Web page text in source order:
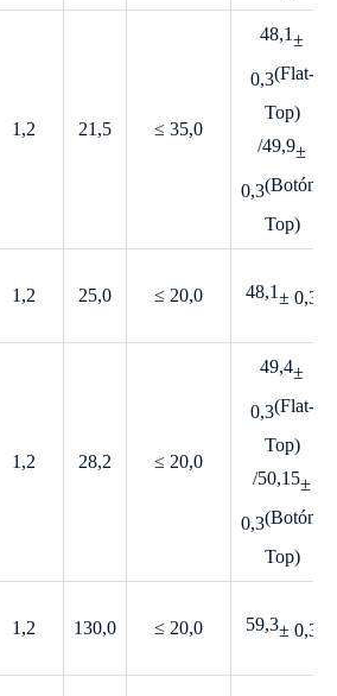
1,2 21,5 ≤ 35,0
48,1±
0,3(Flat-
Top)
/49,9±
0,3(Botón-
Top)
1,2 25,0 ≤ 20,0 48,1± 0,3
1,2 28,2 ≤ 20,0
49,4±
0,3(Flat-
Top)
/50,15±
0,3(Botón-
Top)
1,2 130,0 ≤ 20,0 59,3± 0,3